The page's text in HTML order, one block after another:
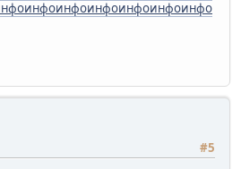
инфоинфоинфоинфоинфоинфо
#5